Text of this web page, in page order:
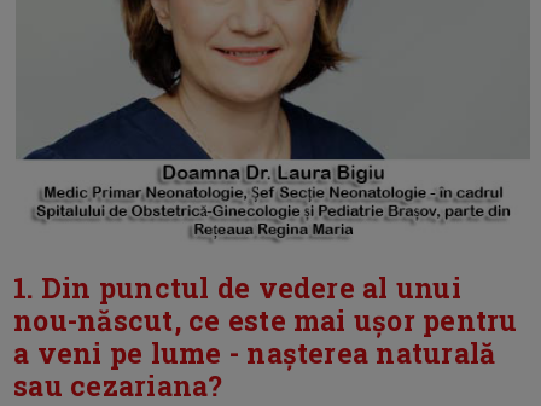
1. Din punctul de vedere al unui
nou-născut, ce este mai ușor pentru
a veni pe lume - nașterea naturală
sau cezariana?